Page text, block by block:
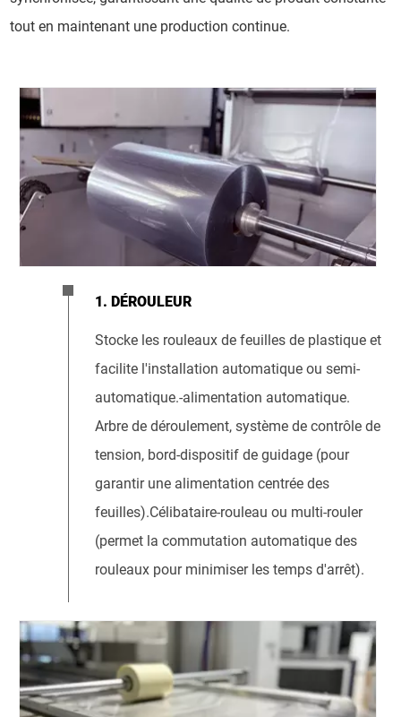
tout en maintenant une production continue.
1. DÉROULEUR
Stocke les rouleaux de feuilles de plastique et
facilite l'installation automatique ou semi-
automatique.-alimentation automatique.
Arbre de déroulement, système de contrôle de
tension, bord-dispositif de guidage (pour
garantir une alimentation centrée des
feuilles).Célibataire-rouleau ou multi-rouler
(permet la commutation automatique des
rouleaux pour minimiser les temps d'arrêt).